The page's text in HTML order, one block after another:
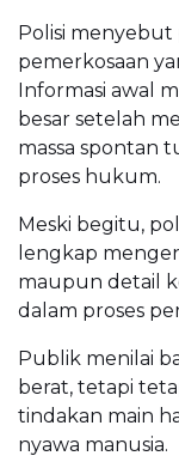
Polisi menyebut
pemerkosaan
Informasi awal
besar setelah
massa spontan
proses hukum.
Meski begitu,
lengkap
maupun detail
dalam proses
Publik menilai
berat, tetapi
tindakan main
nyawa manusia.